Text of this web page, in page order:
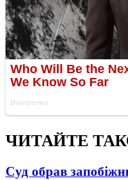
ЧИТАЙТЕ
Суд обрав